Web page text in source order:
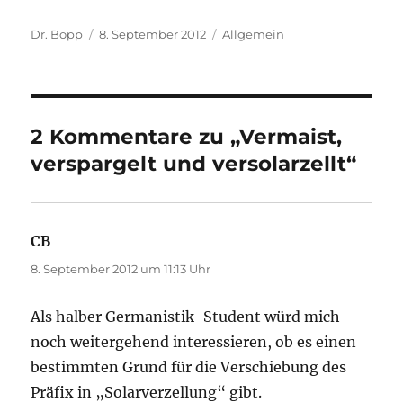
Autor
Dr. Bopp
Veröffentlicht
8. September 2012 Kategorien
Allgemein
2 Kommentare zu „Vermaist,
verspargelt und versolarzellt“
CB
8. September 2012 um 11:13 Uhr
Als halber Germanistik-Student würd mich
noch weitergehend interessieren, ob es einen
bestimmten Grund für die Verschiebung des
Präfix in „Solarverzellung“ gibt.